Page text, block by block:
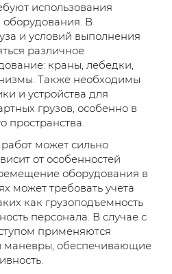
использования
В
и условий выполнения
различное
краны, лебедки,
Также необходимы
и устройства для
грузов, особенно в
пространства.
может сильно
от особенностей
оборудования в
может требовать учета
как грузоподъемность
персонала. В случае с
применяются
маневры, обеспечивающие